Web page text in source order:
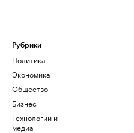
Рубрики
Политика
Экономика
Общество
Бизнес
Технологии и
медиа